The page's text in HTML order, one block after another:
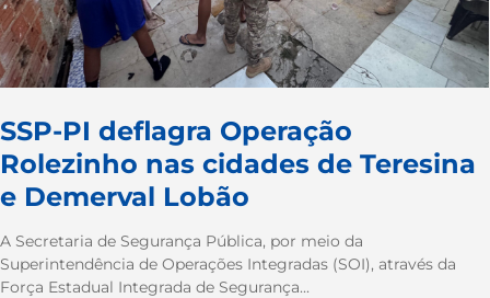
SSP-PI deflagra Operação
Rolezinho nas cidades de Teresina
e Demerval Lobão
A Secretaria de Segurança Pública, por meio da
Superintendência de Operações Integradas (SOI), através da
Força Estadual Integrada de Segurança...